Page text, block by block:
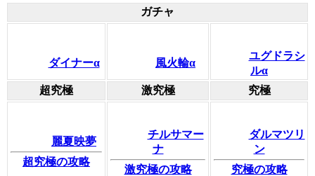
ガチャ
ダイナーα 風火輪α
ユグドラシ
ルα
超究極
激究極 究極
麗夏映夢
超究極の攻略
チルサマー
ナ
激究極の攻略
ダルマツリ
ン
究極の攻略